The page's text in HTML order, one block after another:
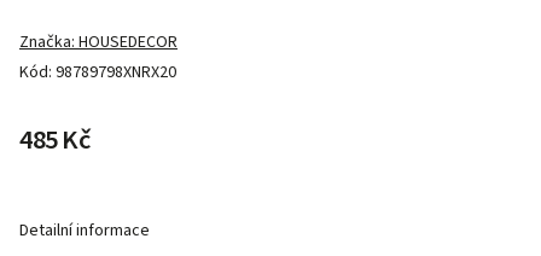
Kód: 98789798XNRX20
Značka:HOUSEDECOR
485 Kč
Detailní informace